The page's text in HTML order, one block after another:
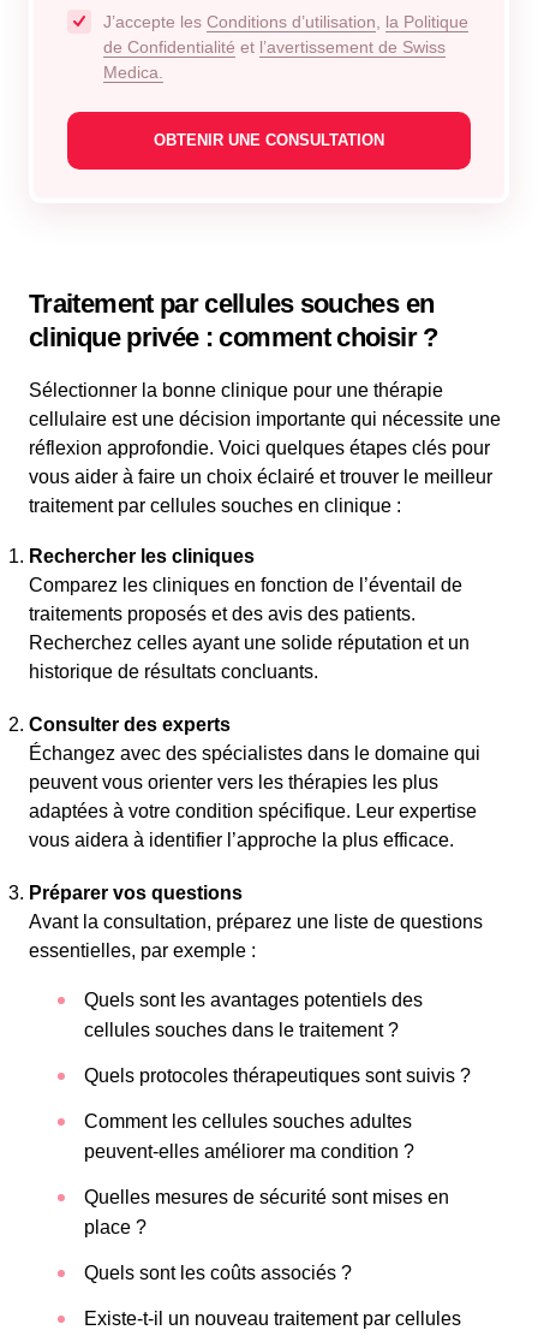
J’accepte les Conditions d’utilisation
la Politique
de Confidentialité et l’avertissement de Swiss
Medica.
Traitement par cellules souches en
clinique privée : comment choisir ?
Sélectionner la bonne clinique pour une thérapie
cellulaire est une décision importante qui nécessite une
réflexion approfondie. Voici quelques étapes clés pour
vous aider à faire un choix éclairé et trouver le meilleur
traitement par cellules souches en clinique :
Rechercher les cliniques
Comparez les cliniques en fonction de l’éventail de
traitements proposés et des avis des patients.
Recherchez celles ayant une solide réputation et un
historique de résultats concluants.
Consulter des experts
Échangez avec des spécialistes dans le domaine qui
peuvent vous orienter vers les thérapies les plus
adaptées à votre condition spécifique. Leur expertise
vous aidera à identifier l’approche la plus efficace.
Préparer vos questions
Avant la consultation, préparez une liste de questions
essentielles, par exemple :
Quels sont les avantages potentiels des
cellules souches dans le traitement ?
Quels protocoles thérapeutiques sont suivis ?
Comment les cellules souches adultes
peuvent-elles améliorer ma condition ?
Quelles mesures de sécurité sont mises en
place ?
Quels sont les coûts associés ?
Existe-t-il un nouveau traitement par cellules